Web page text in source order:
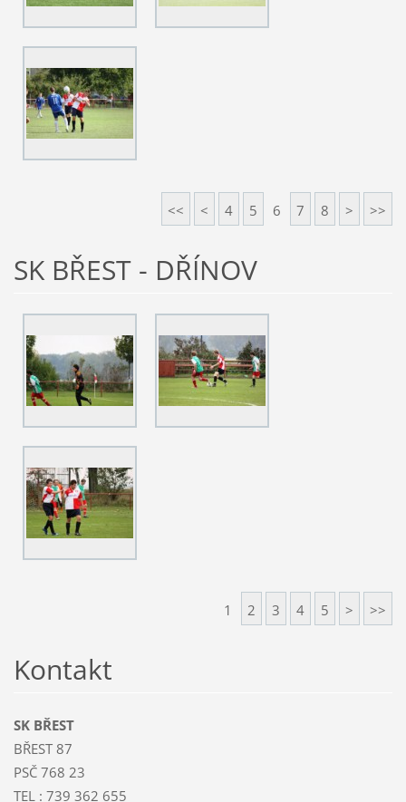
<< < 4 5 6 7 8 > >>
SK BŘEST - DŘÍNOV
1 2 3 4 5 > >>
Kontakt
SK BŘEST
BŘEST 87
PSČ 768 23
TEL : 739 362 655